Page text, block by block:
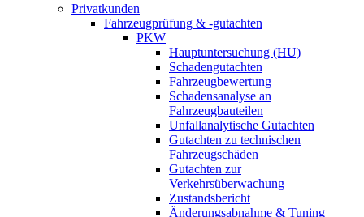
Privatkunden
Fahrzeugprüfung & -gutachten
PKW
Hauptuntersuchung (HU)
Schadengutachten
Fahrzeugbewertung
Schadensanalyse an
Fahrzeugbauteilen
Unfallanalytische Gutachten
Gutachten zu technischen
Fahrzeugschäden
Gutachten zur
Verkehrsüberwachung
Zustandsbericht
Änderungsabnahme & Tuning